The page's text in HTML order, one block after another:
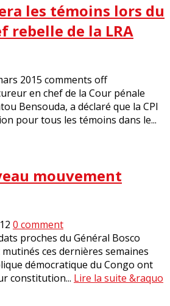
les témoins lors du
rebelle de la LRA
2015 comments off
en chef de la Cour pénale
Bensouda, a déclaré que la CPI
pour tous les témoins dans le...
mouvement
0 comment
proches du Général Bosco
ces dernières semaines
démocratique du Congo ont
constitution... Lire la suite &raquo